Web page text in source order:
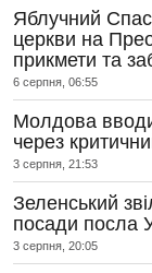
Яблучний
церкви на
прикмети та
6 серпня, 06:55
Молдова
через
3 серпня, 21:53
Зеленський
посади посла
3 серпня, 20:05